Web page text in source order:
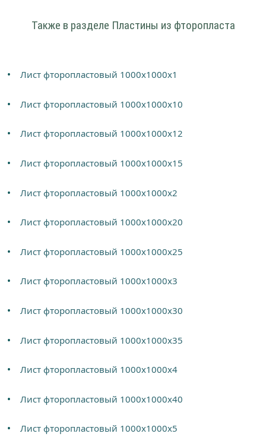
Также в разделе Пластины из фторопласта
Лист фторопластовый 1000х1000х1
Лист фторопластовый 1000х1000х10
Лист фторопластовый 1000х1000х12
Лист фторопластовый 1000х1000х15
Лист фторопластовый 1000х1000х2
Лист фторопластовый 1000х1000х20
Лист фторопластовый 1000х1000х25
Лист фторопластовый 1000х1000х3
Лист фторопластовый 1000х1000х30
Лист фторопластовый 1000х1000х35
Лист фторопластовый 1000х1000х4
Лист фторопластовый 1000х1000х40
Лист фторопластовый 1000х1000х5